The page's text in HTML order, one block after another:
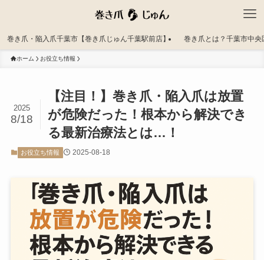
巻き爪・陥入爪千葉市【巻き爪じゅん千葉駅前店】 巻き爪とは？千葉市中
ホーム お役立ち情報
【注目！】巻き爪・陥入爪は放置
が危険だった！根本から解決でき
る最新治療法とは…！
2025
8/18
お役立ち情報 2025-08-18